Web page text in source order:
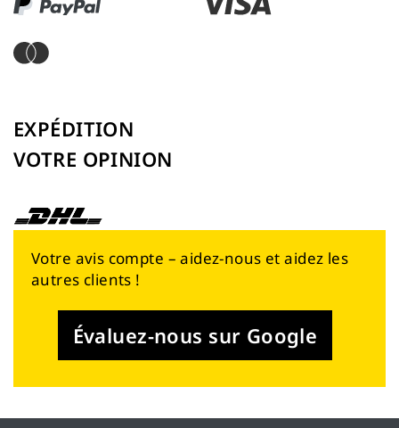
EXPÉDITION
VOTRE OPINION
Votre avis compte – aidez-nous et aidez les
autres clients !
Évaluez-nous sur Google